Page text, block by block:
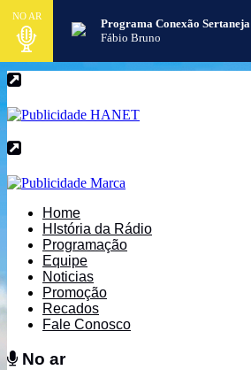
NO AR
Programa Conexão Sertaneja
Fábio Bruno
Home
HIstória da Rádio
Programação
Equipe
Noticias
Promoção
Recados
Fale Conosco
No ar